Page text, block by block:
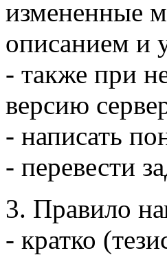
измененные
описанием и
- также при
версию
- написать
- перевести
3. Правило
- кратко